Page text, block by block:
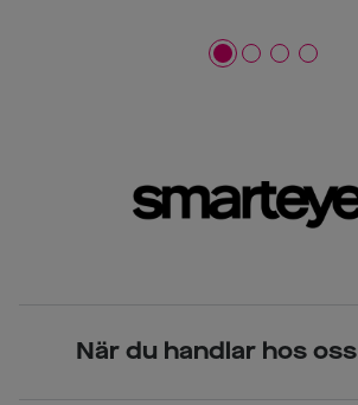
När du handlar hos oss